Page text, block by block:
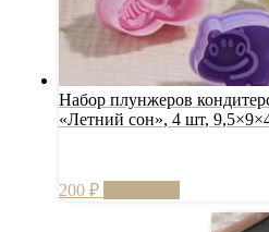
Набор плунжеров
«Летний сон», 4 шт,
200 ₽